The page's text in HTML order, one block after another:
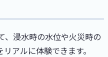
、浸水時の水位や火災時の
アルに体験できます。